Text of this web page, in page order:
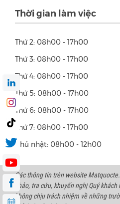
Thời gian làm việc
Thứ 2: 08h00 - 17h00
Thứ 3: 08h00 - 17h00
Thứ 4: 08h00 - 17h00
Thứ 5: 08h00 - 17h00
Thứ 6: 08h00 - 17h00
Thứ 7: 08h00 - 17h00
Chủ nhật: 08h00 - 12h00
Các thông tin trên website
khảo, tra cứu, khuyến nghị Quý
không chịu trách nhiệm về những